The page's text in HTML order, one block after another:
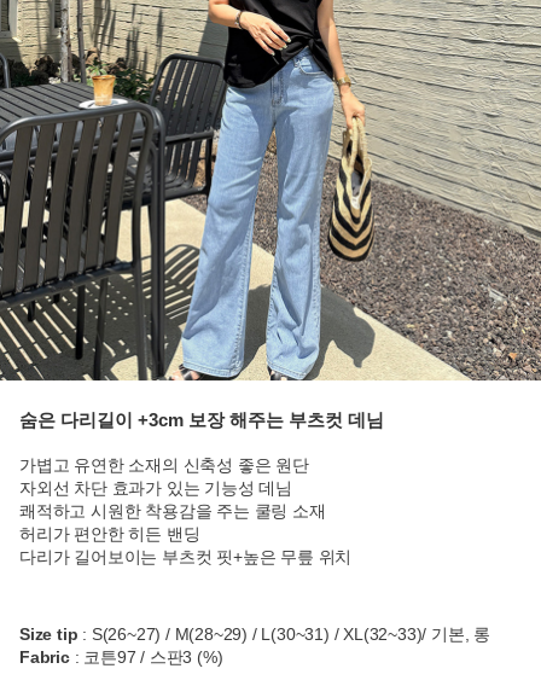
숨은 다리길이 +3cm 보장 해주는 부츠컷 데님
가볍고 유연한 소재의 신축성 좋은 원단
자외선 차단 효과가 있는 기능성 데님
쾌적하고 시원한 착용감을 주는 쿨링 소재
허리가 편안한 히든 밴딩
다리가 길어보이는 부츠컷 핏+높은 무릎 위치
Size tip : S(26~27) / M(28~29) / L(30~31) / XL(32~33)/ 기본, 롱
Fabric: 코튼97 / 스판3 (%)